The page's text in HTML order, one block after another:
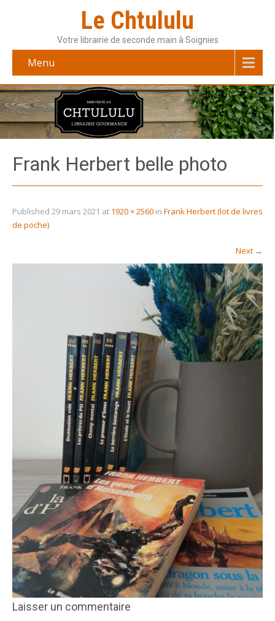
Le Chtululu
Votre librairie de seconde main à Soignies
Menu
Frank Herbert belle photo
Published 29 mars 2021 at 1920 × 2560 in Frank Herbert (lot de livres
de poche)
Next →
Laisser un commentaire